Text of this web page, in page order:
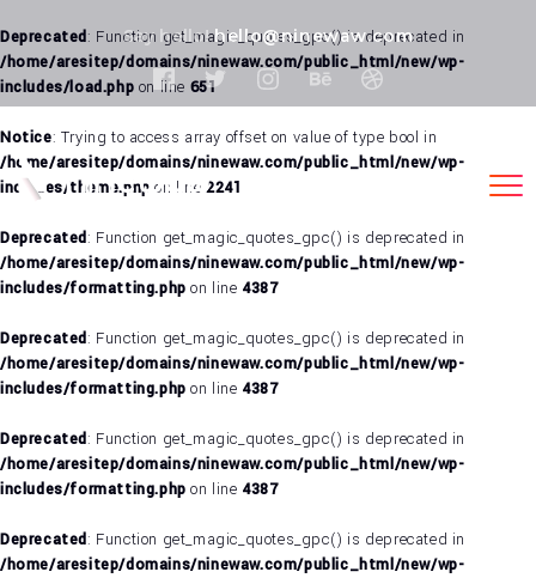
Deprecated: Function get_magic_quotes_gpc() is deprecated in
/home/aresitep/domains/ninewaw.com/public_html/new/wp-
includes/load.php on line 651
Notice: Trying to access array offset on value of type bool in
/home/aresitep/domains/ninewaw.com/public_html/new/wp-
includes/theme.php on line2241
Deprecated: Function get_magic_quotes_gpc() is deprecated in
/home/aresitep/domains/ninewaw.com/public_html/new/wp-
includes/formatting.php on line 4387
Deprecated: Function get_magic_quotes_gpc() is deprecated in
/home/aresitep/domains/ninewaw.com/public_html/new/wp-
includes/formatting.php on line 4387
Deprecated: Function get_magic_quotes_gpc() is deprecated in
/home/aresitep/domains/ninewaw.com/public_html/new/wp-
includes/formatting.php on line 4387
Deprecated: Function get_magic_quotes_gpc() is deprecated in
/home/aresitep/domains/ninewaw.com/public_html/new/wp-
Say hello! hello@ninewaw.com